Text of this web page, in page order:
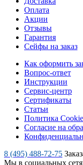
Оплата
Акции
Отзывы
Гарантия
Сейфы на заказ
Как оформить
Вопрос-ответ
Инструкции
Сервис-центр
Сертификаты
Статьи
Политика
Согласие на
8 (495) 488-72-75
Мы в социальных